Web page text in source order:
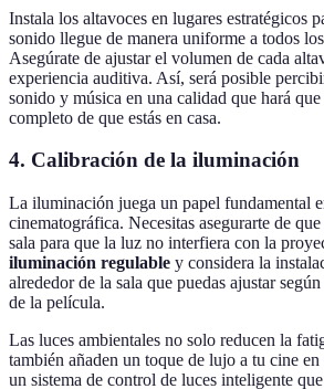
Instala los altavoces en lugares estratégicos
sonido llegue de manera uniforme a todos
Asegúrate de ajustar el volumen de cada
experiencia auditiva. Así, será posible
sonido y música en una calidad que hará
completo de que estás en casa.
4. Calibración de la iluminación
La iluminación juega un papel fundamental
cinematográfica. Necesitas asegurarte de
sala para que la luz no interfiera con la
iluminación regulable y considera la
alrededor de la sala que puedas ajustar
de la película.
Las luces ambientales no solo reducen la
también añaden un toque de lujo a tu cine en
un sistema de control de luces inteligente